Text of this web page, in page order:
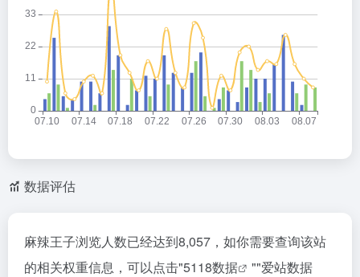
数据评估
麻辣王子浏览人数已经达到8,057，如你需要查询该站
的相关权重信息，可以点击"5118数据 ""爱站数据